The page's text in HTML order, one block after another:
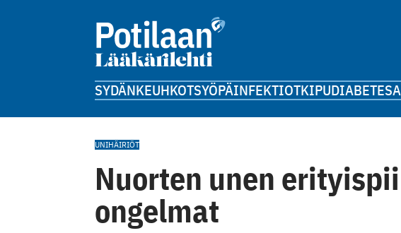
SYDÄNKEUHKOTSYÖPÄINFEKTIOTKIPUDIABETES
UNIHÄIRIÖT
Nuorten unen
ongelmat